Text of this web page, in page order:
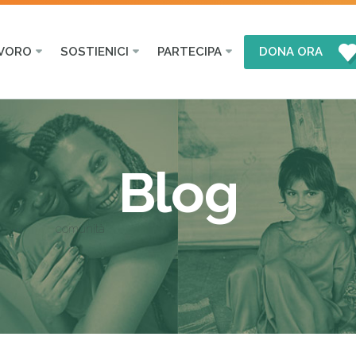
SOSTIENICI PARTECIPA DONA ORA
Blog
comunità